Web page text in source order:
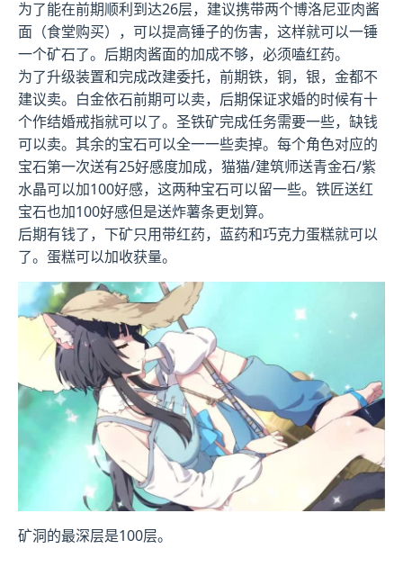
为了能在前期顺利到达26层，建议携带两个博洛尼亚肉酱
面（食堂购买），可以提高锤子的伤害，这样就可以一锤
一个矿石了。后期肉酱面的加成不够，必须嗑红药。
为了升级装置和完成改建委托，前期铁，铜，银，金都不
建议卖。白金依石前期可以卖，后期保证求婚的时候有十
个作结婚戒指就可以了。圣铁矿完成任务需要一些，缺钱
可以卖。其余的宝石可以全一一些卖掉。每个角色对应的
宝石第一次送有25好感度加成，猫猫/建筑师送青金石/紫
水晶可以加100好感，这两种宝石可以留一些。铁匠送红
宝石也加100好感但是送炸薯条更划算。
后期有钱了，下矿只用带红药，蓝药和巧克力蛋糕就可以
了。蛋糕可以加收获量。
矿洞的最深层是100层。